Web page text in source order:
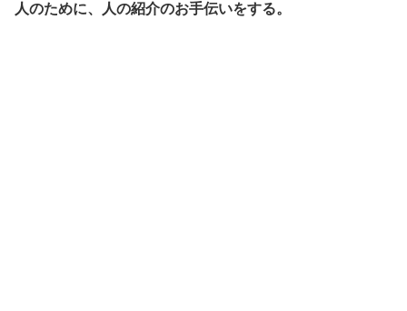
人のために、人の紹介のお手伝いをする。